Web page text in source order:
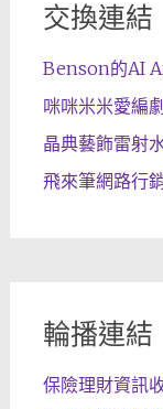
交換連結
Benson的AI
咪咪米米愛編
晶典藝飾雷射
飛來筆網路行
輪播連結
保險理財資訊